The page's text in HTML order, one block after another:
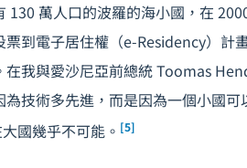
130 萬人口的波羅的海小國，在
到電子居住權（e-Residency）計
我與愛沙尼亞前總統 Toomas
技術多先進，而是因為一個小國
國幾乎不可能。 [5]